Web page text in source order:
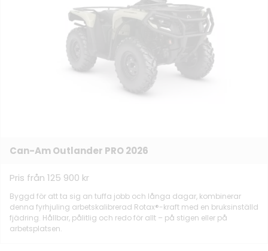
Can-Am Outlander PRO 2026
Pris från 125 900 kr
Byggd för att ta sig an tuffa jobb och långa dagar, kombinerar
denna fyrhjuling arbetskalibrerad Rotax®-kraft med en bruksinställd
fjädring. Hållbar, pålitlig och redo för allt – på stigen eller på
arbetsplatsen.